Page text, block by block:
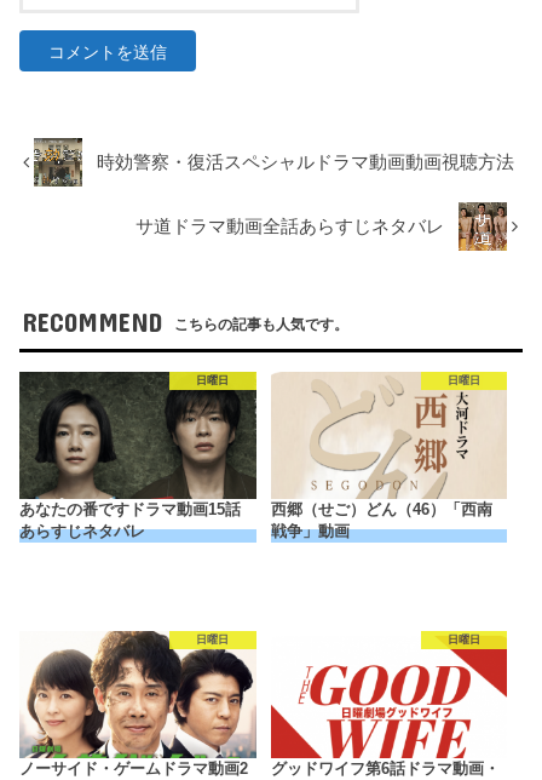
時効警察・復活スペシャルドラマ動画動画視聴方法
サ道ドラマ動画全話あらすじネタバレ
RECOMMEND こちらの記事も人気です。
日曜日
あなたの番ですドラマ動画15話
あらすじネタバレ
日曜日
西郷（せご）どん（46）「西南
戦争」動画
日曜日
ノーサイド・ゲームドラマ動画2
日曜日
グッドワイフ第6話ドラマ動画・